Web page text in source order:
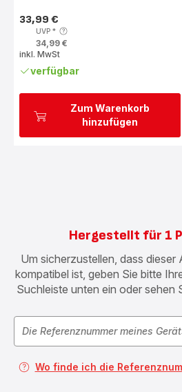
Zum Warenkorb
hinzufügen
Preis
33,99 €
UVP*
34,99 €
inkl. MwSt
verfügbar
Hergestellt für 1
Um sicherzustellen, dass dieser
kompatibel ist, geben Sie bitte
Suchleiste unten ein oder sehen
Wo finde ich die